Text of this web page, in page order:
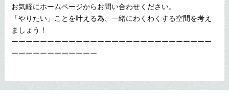
お気軽にホームページからお問い合わせください。
「やりたい」ことを叶える為、一緒にわくわくする空間を考え
ましょう！
ーーーーーーーーーーーーーーーーーーーーーーーーーーーー
ーーーーーーーーーーーー